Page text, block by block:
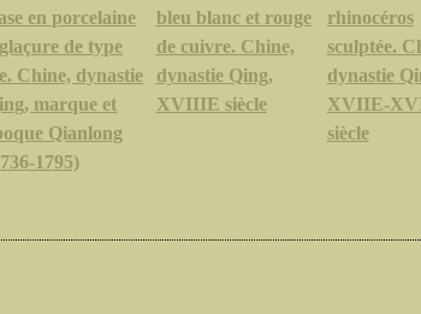
en porcelaine
de type
Chine, dynastie
marque et
Qianlong
1795)
bleu blanc et rouge
de cuivre. Chine,
dynastie Qing,
XVIIIE siècle
rhinocéros
sculptée.
dynastie
XVIIE-
siècle